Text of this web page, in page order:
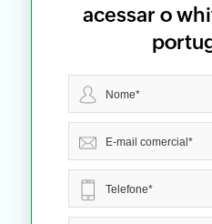
acessar o